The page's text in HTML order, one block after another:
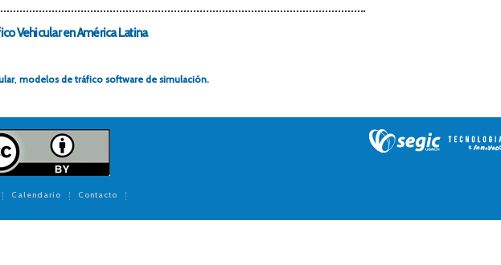
Vehicular en América Latina
, modelos de tráfico software de simulación.
Calendario Contacto